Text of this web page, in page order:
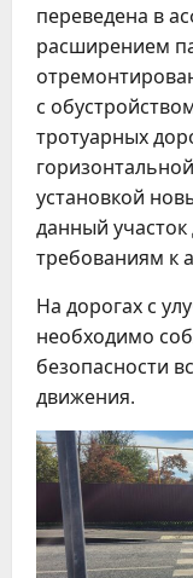
переведена в
расширением
с
тротуарных
установкой
данный
требованиям к
На дорогах с
необходимо
безопасности
движения.